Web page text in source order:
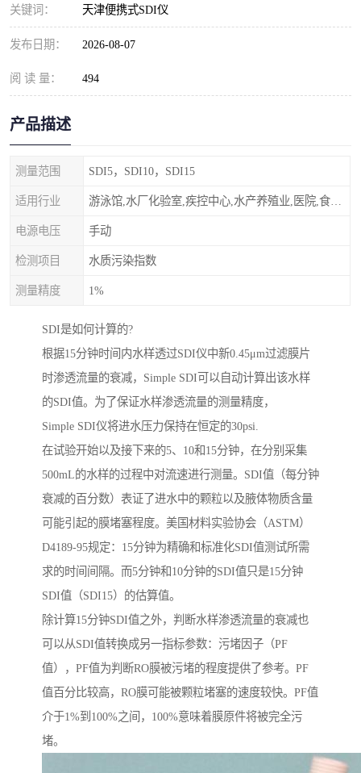
关键词： 天津便携式SDI仪
发布日期： 2026-08-07
阅 读 量： 494
产品描述
测量范围 SDI5，SDI10，SDI15
适用行业
电源电压 手动
检测项目 水质污染指数
测量精度 1%
SDI是如何计算的?
根据15分钟时间内水样透过SDI仪中新0.45μm过滤膜片
时渗透流量的衰减，Simple SDI可以自动计算出该水样
的SDI值。为了保证水样渗透流量的测量精度，
Simple SDI仪将进水压力保持在恒定的30psi.
在试验开始以及接下来的5、10和15分钟，在分别采集
500mL的水样的过程中对流速进行测量。SDI值（每分钟
衰减的百分数）表证了进水中的颗粒以及腋体物质含量
可能引起的膜堵塞程度。美国材料实验协会（ASTM）
D4189-95规定：15分钟为精确和标准化SDI值测试所需
求的时间间隔。而5分钟和10分钟的SDI值只是15分钟
SDI值（SDI15）的估算值。
除计算15分钟SDI值之外，判断水样渗透流量的衰减也
可以从SDI值转换成另一指标参数：污堵因子（PF
值），PF值为判断RO膜被污堵的程度提供了参考。PF
值百分比较高，RO膜可能被颗粒堵塞的速度较快。PF值
介于1%到100%之间，100%意味着膜原件将被完全污
堵。